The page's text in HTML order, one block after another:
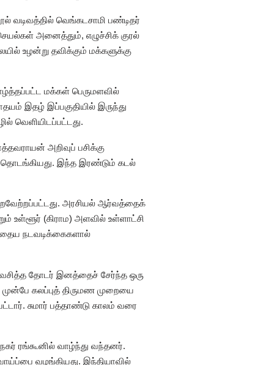
வடிவத்தில் வெங்கடசாமி பண்டிதர்
அனைத்தும், எழுச்சிக் குரல்
உழன்று தவிக்கும் மக்களுக்கு
மக்கள் பெருமளவில்
இதழ் இப்பகுதியில் இருந்து
வெளியிடப்பட்டது.
அறிவுப் பசிக்கு
தொடங்கியது. இந்த இரண்டும் கடல்
அரசியல் ஆர்வத்தைக்
உள்ளூர் (கிராம) அளவில் உள்ளாட்சி
நடவடிக்கைகளால்
வசித்த தோடர் இனத்தைச் சேர்ந்த ஒரு
கலப்புத் திருமண முறையை
சுமார் பத்தாண்டு காலம் வரை
ரங்கூனில் வாழ்ந்து வந்தனர்.
வழங்கியது. இந்தியாவில்